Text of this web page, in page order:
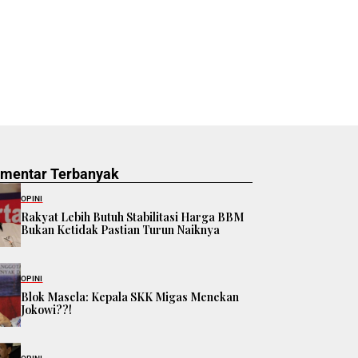
Terbanyak
OPINI
Rakyat Lebih Butuh Stabilitasi Harga BBM
Bukan Ketidak Pastian Turun Naiknya
OPINI
Blok Masela: Kepala SKK Migas Menekan
Jokowi??!